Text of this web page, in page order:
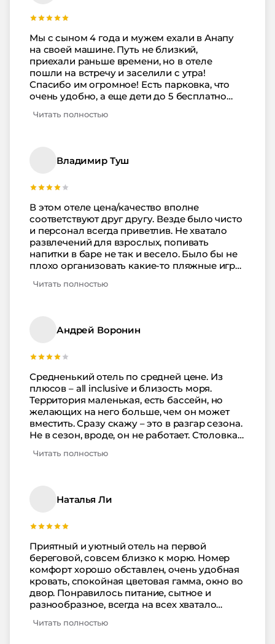
сходили на ужин в ресторан за территорией
отеля, решили пошиковать! Всё остальное
время кушали то, что давали по «все
включено». Кстати, среди гостей много было
с детьми. Я даже сама с интересом
наблюдала за вечерними анимационными
представлениями для малых – прикольно
придумали)
Мы с сыном 4 года и мужем ехали в Анапу
на своей машине. Путь не близкий,
приехали раньше времени, но в отеле
пошли на встречу и заселили с утра!
Спасибо им огромное! Есть парковка, что
очень удобно, а еще дети до 5 бесплатно
родителями))) До пляжа пешочком минут 7,
Классно загорели – в начале августа
солнышко хорошо жарит. Не забудьте крем
придется покупать его здесь в тридорого ))
Нам очень понравилась Анапа и этот отель
тоже, обязательно вернемся.
Читать полностью
Владимир Туш
В этом отеле цена/качество вполне
соответствуют друг другу. Везде было чисто
и персонал всегда приветлив. Не хватало
развлечений для взрослых, попивать
напитки в баре не так и весело. Было бы не
плохо организовать какие-то пляжные игры
все было отлично! Им было интересно
Услуг воспользовались трансфером –
водителю ставлю 5 баллов. Довез быстро и
сходить в Анапе.
Читать полностью
Андрей Воронин
Средненький отель по средней цене. Из
плюсов – all inclusive и близость моря.
Территория маленькая, есть бассейн, но
желающих на него больше, чем он может
вместить. Сразу скажу – это в разгар сезона.
Не в сезон, вроде, он не работает. Столовка
везде. Добираться в общем-то можно на
стоит. В итоге скажу так, если не гнаться за
чем-то супер премиум, то Золотой Берег
Читать полностью
Наталья Ли
Приятный и уютный отель на первой
береговой, совсем близко к морю. Номер
комфорт хорошо обставлен, очень удобная
кровать, спокойная цветовая гамма, окно во
двор. Понравилось питание, сытное и
разнообразное, всегда на всех хватало
бассейне поплескаться тоже было весело!
Читать полностью